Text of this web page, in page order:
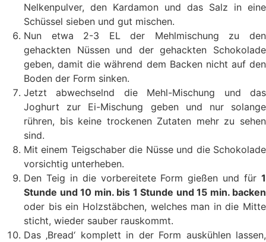
Nelkenpulver, den Kardamon und das Salz in eine
Schüssel sieben und gut mischen.
Nun etwa 2-3 EL der Mehlmischung zu den
gehackten Nüssen und der gehackten Schokolade
geben, damit die während dem Backen nicht auf den
Boden der Form sinken.
Jetzt abwechselnd die Mehl-Mischung und das
Joghurt zur Ei-Mischung geben und nur solange
rühren, bis keine trockenen Zutaten mehr zu sehen
sind.
Mit einem Teigschaber die Nüsse und die Schokolade
vorsichtig unterheben.
Den Teig in die vorbereitete Form gießen und für 1
Stunde und 10 min. bis 1 Stunde und 15 min. backen
oder bis ein Holzstäbchen, welches man in die Mitte
sticht, wieder sauber rauskommt.
Das ‚Bread‘ komplett in der Form auskühlen lassen,